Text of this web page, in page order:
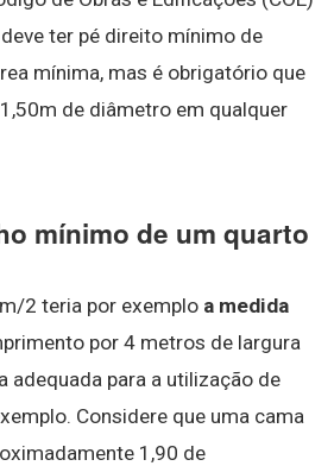
deve ter pé direito mínimo de
mínima, mas é obrigatório que
de diâmetro em qualquer
mínimo de um quarto
2 teria por exemplo a medida
por 4 metros de largura
adequada para a utilização de
Considere que uma cama
1,90 de